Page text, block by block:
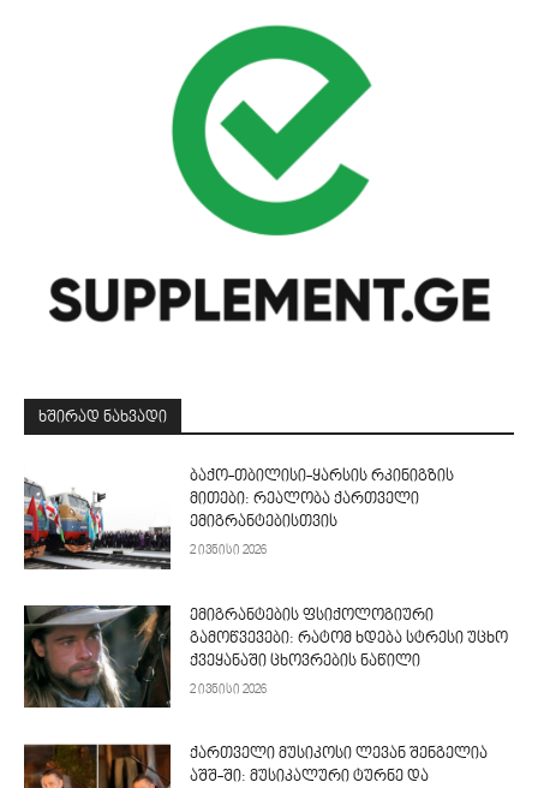
ᲮᲨᲘᲠᲐᲓ ᲜᲐᲮᲕᲐᲓᲘ
ბაქო-თბილისი-ყარსის რკინიგზის
მითები: რეალობა ქართველი
ემიგრანტებისთვის
2 ივნისი 2026
ემიგრანტების ფსიქოლოგიური
გამოწვევები: რატომ ხდება სტრესი უცხო
ქვეყანაში ცხოვრების ნაწილი
2 ივნისი 2026
ქართველი მუსიკოსი ლევან შენგელია
აშშ-ში: მუსიკალური ტურნე და